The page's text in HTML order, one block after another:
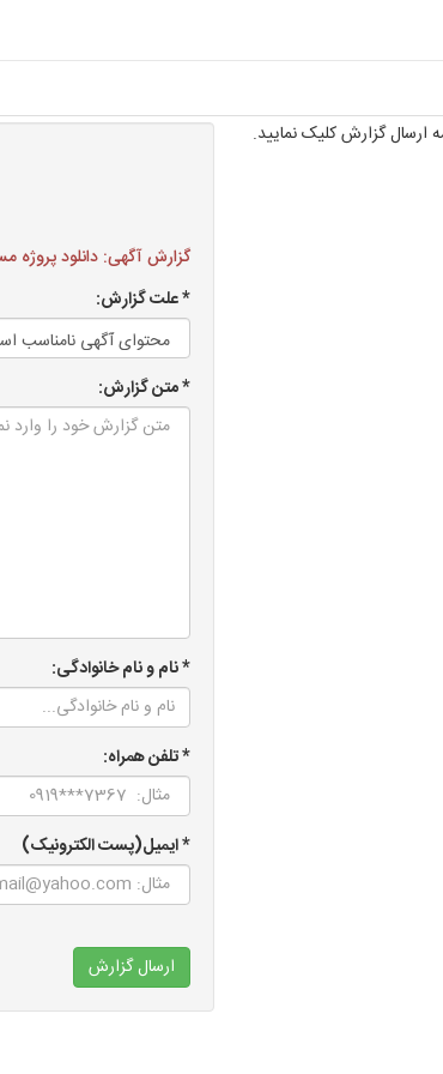
گزارش کلیک نمایید.
گزارش آگهی: دانلود پروژه
* علت گزارش:
* متن گزارش:
* نام و نام خانوادگی:
* تلفن همراه:
* ایمیل(پست الکترونیک)